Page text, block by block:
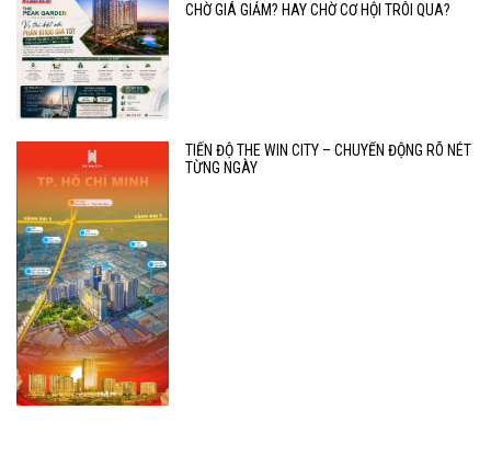
CHỜ GIÁ GIẢM? HAY CHỜ CƠ HỘI TRÔI QUA?
TIẾN ĐỘ THE WIN CITY – CHUYỂN ĐỘNG RÕ NÉT
TỪNG NGÀY